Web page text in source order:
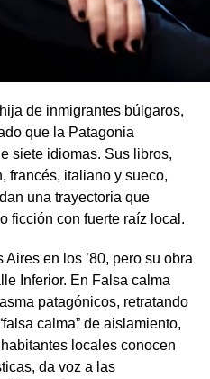
de inmigrantes búlgaros,
que la Patagonia
siete idiomas. Sus libros,
francés, italiano y sueco,
una trayectoria que
ficción con fuerte raíz local.
en los ’80, pero su obra
Inferior. En Falsa calma
patagónicos, retratando
calma” de aislamiento,
locales conocen
da voz a las